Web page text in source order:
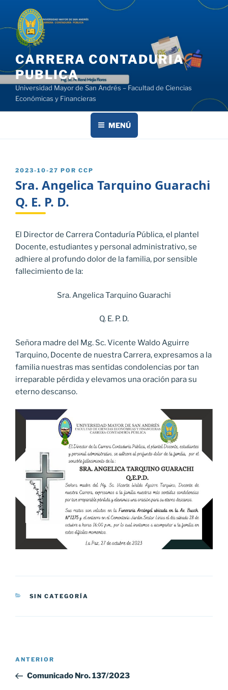
contenido
CARRERA CONTADURIA
PUBLICA
Universidad Mayor de San Andrés – Facultad de Ciencias
Económicas y Financieras
MENÚ
PUBLICADO
2023-10-27 POR CCP
Sra. Angelica Tarquino Guarachi
Q. E. P. D.
El Director de Carrera Contaduría Pública, el plantel
Docente, estudiantes y personal administrativo, se
adhiere al profundo dolor de la familia, por sensible
fallecimiento de la:
Sra. Angelica Tarquino Guarachi
Q. E. P. D.
Señora madre del Mg. Sc. Vicente Waldo Aguirre
Tarquino, Docente de nuestra Carrera, expresamos a la
familia nuestras mas sentidas condolencias por tan
irreparable pérdida y elevamos una oración para su
eterno descanso.
CATEGORÍAS
SIN CATEGORÍA
Navegación
entradas
Entrada
anterior:
ANTERIOR
Comunicado Nro. 137/2023